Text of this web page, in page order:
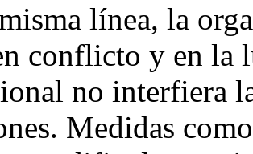
línea, la
conflicto y en la
no interfiera
Medidas